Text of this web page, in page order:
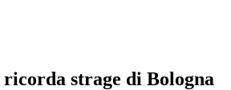
strage di Bologna